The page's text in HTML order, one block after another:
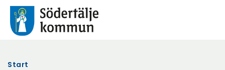
Start